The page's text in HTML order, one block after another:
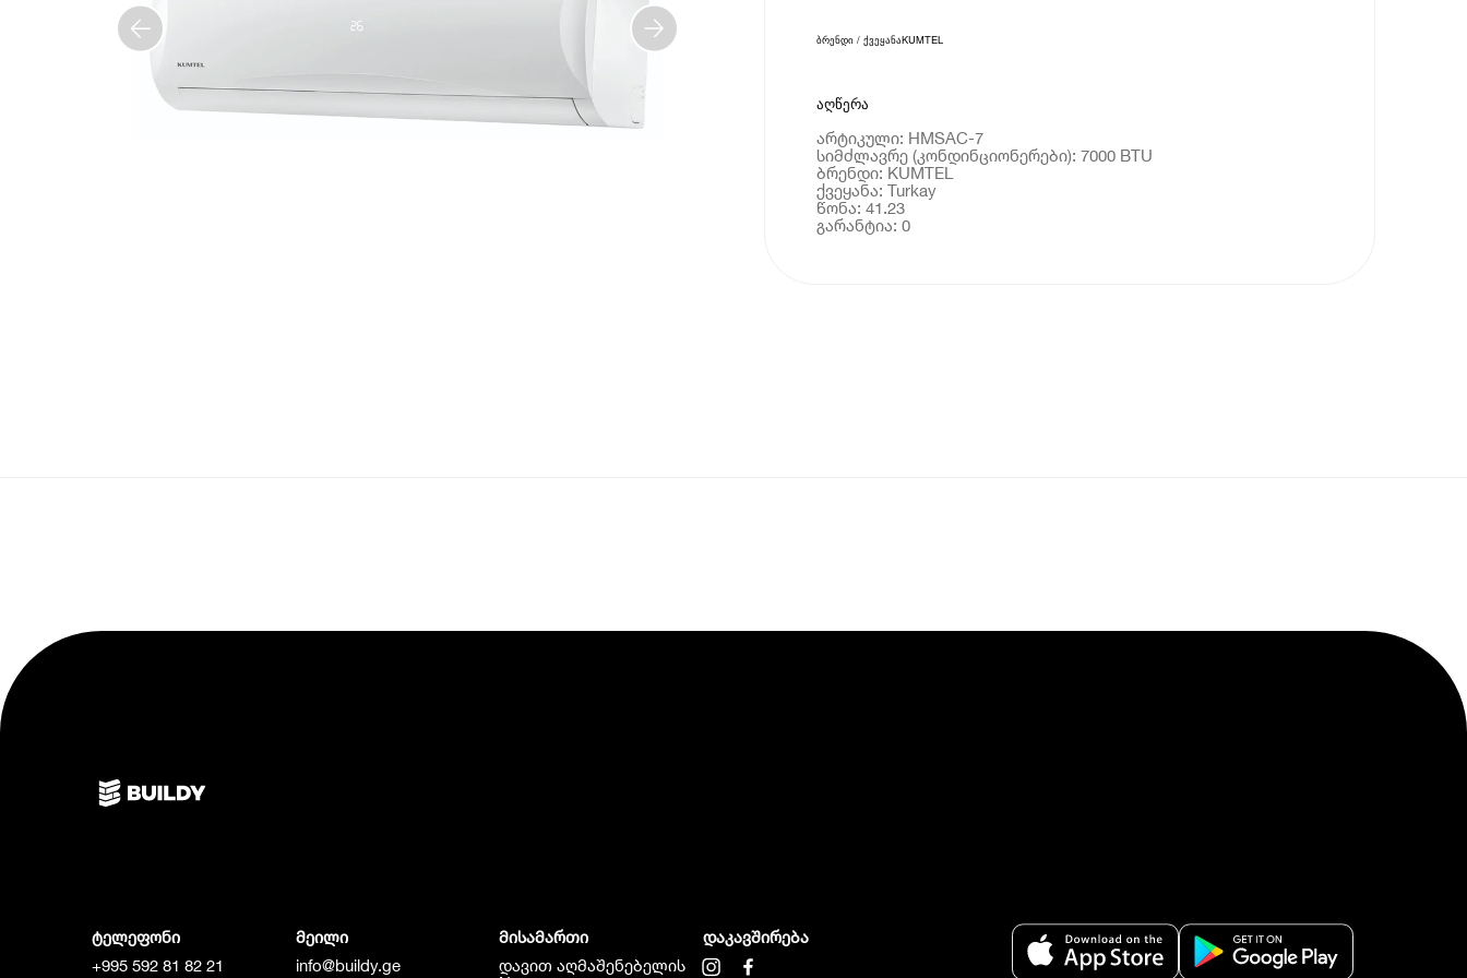
ბრენდი / ქვეყანაKUMTEL
აღწერა
არტიკული: HMSAC-7
სიმძლავრე (კონდინციონერები): 7000 BTU
ბრენდი: KUMTEL
ქვეყანა: Turkay
წონა: 41.23
გარანტია: 0
ტელეფონი
+995 592 81 82 21
მეილი
info@buildy.ge
მისამართი
დავით აღმაშენებელის
დაკავშირება